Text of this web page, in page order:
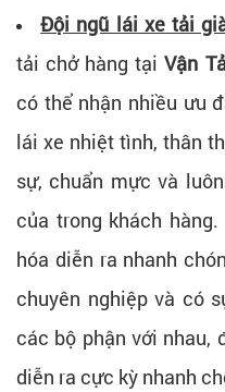
Đội ngũ lái xe tải
tải chở hàng tạiVận
có thể nhận nhiều ưu
lái xe nhiệt tình, thân
sự, chuẩn mực và
của trong khách
hóa diễn ra nhanh
chuyên nghiệp và có
các bộ phận với nhau,
diễn ra cực kỳ nhanh